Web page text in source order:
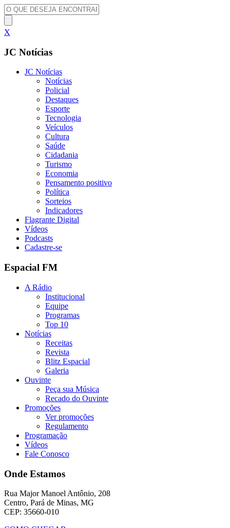
X
JC Notícias
JC Notícias
Notícias
Policial
Destaques
Esporte
Tecnologia
Veículos
Cultura
Saúde
Cidadania
Turismo
Economia
Pensamento positivo
Política
Sorteios
Indicadores
Flagrante Digital
Vídeos
Podcasts
Cadastre-se
Espacial FM
A Rádio
Institucional
Equipe
Programas
Top 10
Notícias
Receitas
Revista
Blitz Espacial
Galeria
Ouvinte
Peça sua Música
Recado do Ouvinte
Promoções
Ver promoções
Regulamento
Programação
Vídeos
Fale Conosco
Onde Estamos
Rua Major Manoel Antônio, 208
Centro, Pará de Minas, MG
CEP: 35660-010